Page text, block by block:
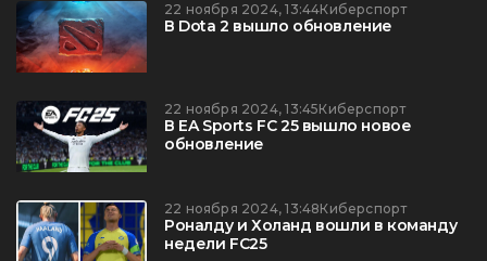
22 ноября 2024, 13:44Киберспорт
В Dota 2 вышло обновление
22 ноября 2024, 13:45Киберспорт
В EA Sports FC 25 вышло новое
обновление
22 ноября 2024, 13:48Киберспорт
Роналду и Холанд вошли в команду
недели FC25